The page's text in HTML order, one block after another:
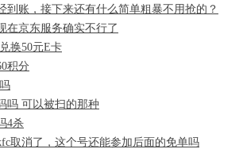
到账，接下来还有什么简单粗暴不用抢的？
在京东服务确实不行了
换50元E卡
积分
吗 可以被扫的那种
4杀
取消了，这个号还能参加后面的免单吗